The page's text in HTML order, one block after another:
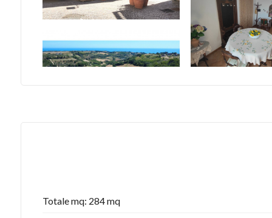
Totale mq: 284 mq